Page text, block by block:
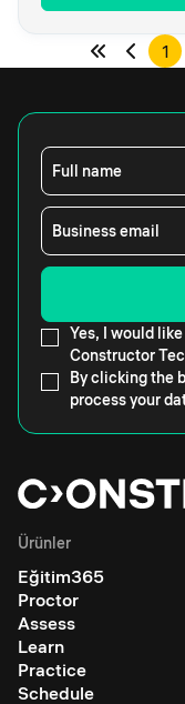
1
Full name
Business email
Yes, I would
Constructor
By clicking the
process your
Ürünler
Eğitim365
Proctor
Assess
Learn
Practice
Schedule